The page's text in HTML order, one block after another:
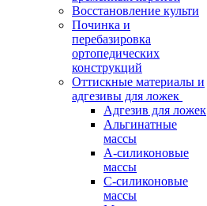
Восстановление культи
Починка и
перебазировка
ортопедических
конструкций
Оттискные материалы и
адгезивы для ложек
Адгезив для ложек
Альгинатные
массы
А-силиконовые
массы
С-силиконовые
массы